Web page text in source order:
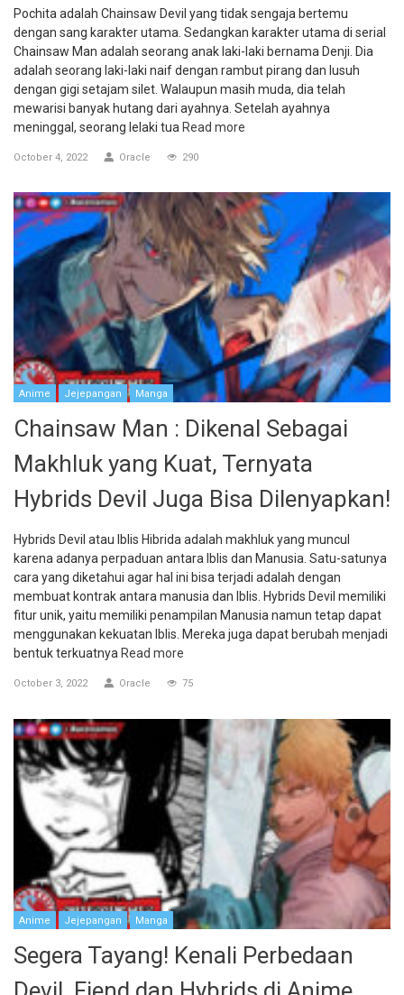
Pochita adalah Chainsaw Devil yang tidak sengaja bertemu
dengan sang karakter utama. Sedangkan karakter utama di serial
Chainsaw Man adalah seorang anak laki-laki bernama Denji. Dia
adalah seorang laki-laki naif dengan rambut pirang dan lusuh
dengan gigi setajam silet. Walaupun masih muda, dia telah
mewarisi banyak hutang dari ayahnya. Setelah ayahnya
meninggal, seorang lelaki tua Read more
October 4, 2022 Oracle 290
Anime Jejepangan Manga
Chainsaw Man : Dikenal Sebagai
Makhluk yang Kuat, Ternyata
Hybrids Devil Juga Bisa Dilenyapkan!
Hybrids Devil atau Iblis Hibrida adalah makhluk yang muncul
karena adanya perpaduan antara Iblis dan Manusia. Satu-satunya
cara yang diketahui agar hal ini bisa terjadi adalah dengan
membuat kontrak antara manusia dan Iblis. Hybrids Devil memiliki
fitur unik, yaitu memiliki penampilan Manusia namun tetap dapat
menggunakan kekuatan Iblis. Mereka juga dapat berubah menjadi
bentuk terkuatnya Read more
October 3, 2022 Oracle 75
Anime Jejepangan Manga
Segera Tayang! Kenali Perbedaan